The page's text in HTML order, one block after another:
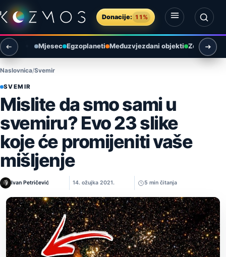
Preskoči na sadržaj
Donacije: 11%
Otvori izbornik
Otvori pretragu
Mjesec Egzoplaneti Međuzvjezdani objekti Zemlja i
Naslovnica Svemir
SVEMIR
Mislite da smo sami u
svemiru? Evo 23 slike
koje će promijeniti vaše
mišljenje
Ivan Petričević 14. ožujka 2021. 5 min čitanja